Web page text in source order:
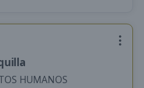
HUMANOS